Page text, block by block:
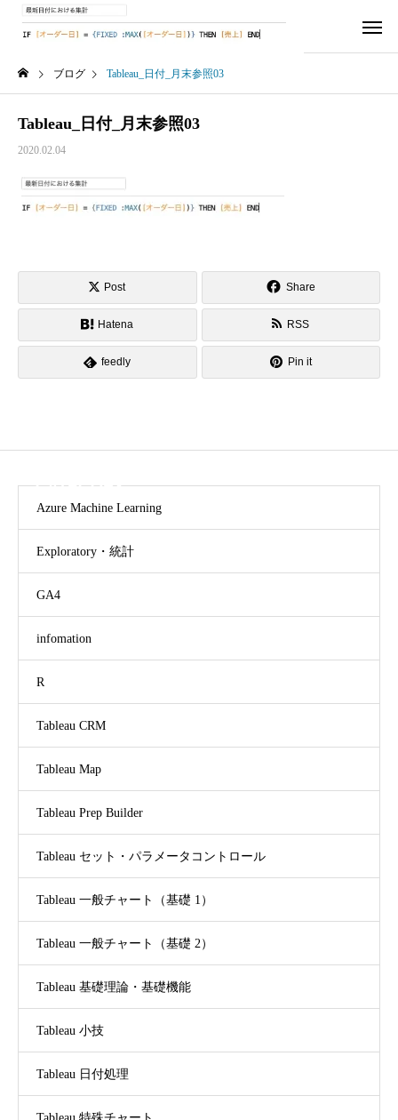
ブログ Tableau_日付_月末参照03
Tableau_日付_月末参照03
2020.02.04
Post Share
Hatena RSS
feedly Pin it
CATEGORY
Azure Machine Learning
Exploratory・統計
GA4
infomation
R
Tableau CRM
Tableau Map
Tableau Prep Builder
Tableau セット・パラメータコントロール
Tableau 一般チャート（基礎 1）
Tableau 一般チャート（基礎 2）
Tableau 基礎理論・基礎機能
Tableau 小技
Tableau 日付処理